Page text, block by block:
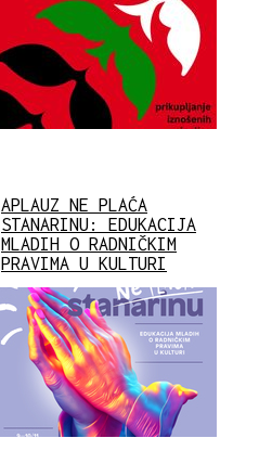
APLAUZ NE PLAĆA
STANARINU: EDUKACIJA
MLADIH O RADNIČKIM
PRAVIMA U KULTURI